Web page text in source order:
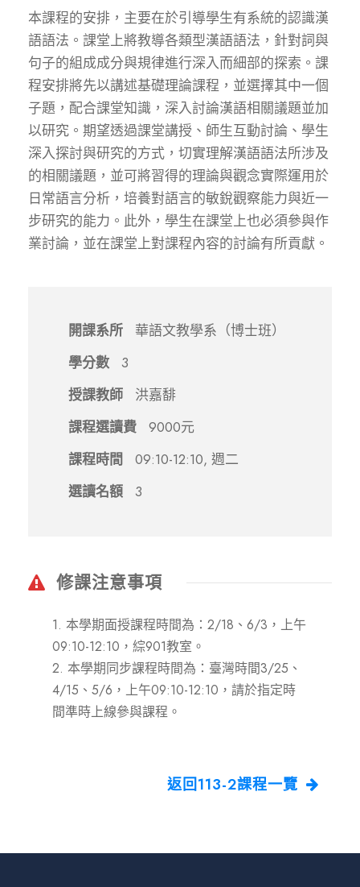
本課程的安排，主要在於引導學生有系統的認識漢
語語法。課堂上將教導各類型漢語語法，針對詞與
句子的組成成分與規律進行深入而細部的探索。課
程安排將先以講述基礎理論課程，並選擇其中一個
子題，配合課堂知識，深入討論漢語相關議題並加
以研究。期望透過課堂講授、師生互動討論、學生
深入探討與研究的方式，切實理解漢語語法所涉及
的相關議題，並可將習得的理論與觀念實際運用於
日常語言分析，培養對語言的敏銳觀察能力與近一
步研究的能力。此外，學生在課堂上也必須參與作
業討論，並在課堂上對課程內容的討論有所貢獻。
開課系所
華語文教學系（博士班）
學分數
3
授課教師
洪嘉馡
課程選讀費
9000元
課程時間
09:10-12:10, 週二
選讀名額
3
修課注意事項
1. 本學期面授課程時間為：2/18、6/3，上午
09:10-12:10，綜901教室。
2. 本學期同步課程時間為：臺灣時間3/25、
4/15、5/6，上午09:10-12:10，請於指定時
間準時上線參與課程。
返回113-2課程一覽